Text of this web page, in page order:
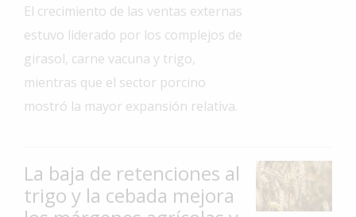
Cultura
Gastronomía
Salud
La
Ciudad
El crecimiento de las ventas externas
estuvo liderado por los complejos de
girasol, carne vacuna y trigo,
mientras que el sector porcino
mostró la mayor expansión relativa.
La baja de retenciones al
trigo y la cebada mejora